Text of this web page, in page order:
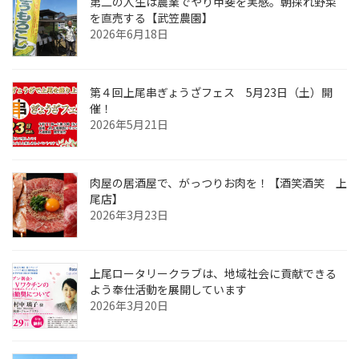
を直売する【武笠農園】
2026年6月18日
第４回上尾串ぎょうざフェス 5月23日（土）開
催！
2026年5月21日
肉屋の居酒屋で、がっつりお肉を！【酒笑酒笑 上
尾店】
2026年3月23日
上尾ロータリークラブは、地域社会に貢献できる
よう奉仕活動を展開しています
2026年3月20日